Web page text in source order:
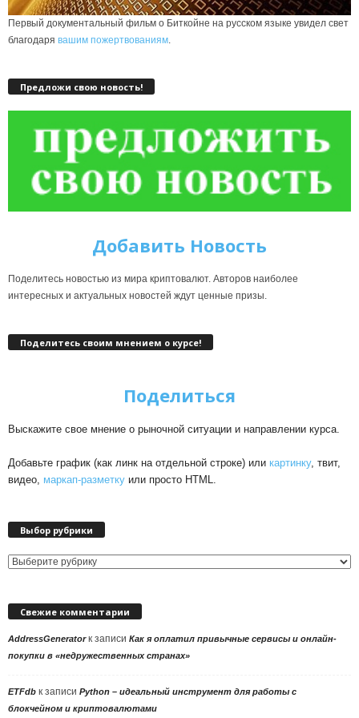
Первый документальный фильм о Биткойне на русском языке увидел свет
благодаря вашим пожертвованиям.
Предложи свою новость!
Добавить Новость
Поделитесь новостью из мира криптовалют. Авторов наиболее
интересных и актуальных новостей ждут ценные призы.
Поделитесь своим мнением о курсе!
Поделиться
Выскажите свое мнение о рыночной ситуации и направлении курса.
Добавьте график (как линк на отдельной строке) или картинку, твит,
видео, маркап-разметку или просто HTML.
Выбор рубрики
Выбор
Свежие комментарии
AddressGeneratorк записи Как я оплатил привычные сервисы и онлайн-
покупки в «недружественных странах»
ETFdb к записи Python – идеальный инструмент для работы с
блокчейном и криптовалютами